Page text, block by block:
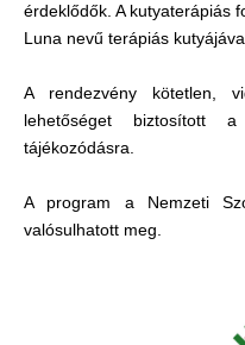
érdeklődők. A kutyaterápiás
Luna nevű terápiás
A rendezvény kötetlen,
lehetőséget biztosított
tájékozódásra.
A program a Nemzeti
valósulhatott meg.